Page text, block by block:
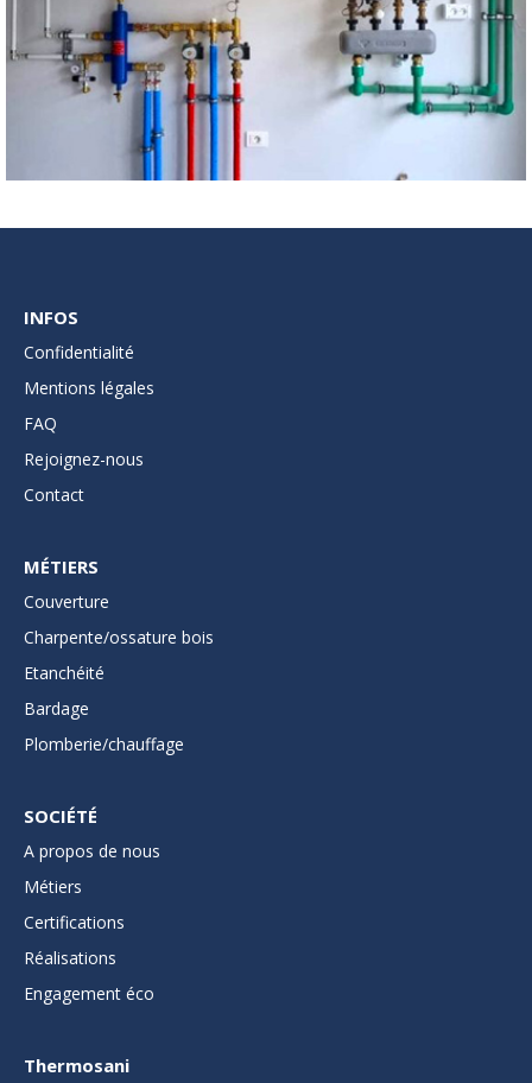
INFOS
Confidentialité
Mentions légales
FAQ
Rejoignez-nous
Contact
MÉTIERS
Couverture
Charpente/ossature bois
Etanchéité
Bardage
Plomberie/chauffage
SOCIÉTÉ
A propos de nous
Métiers
Certifications
Réalisations
Engagement éco
Thermosani